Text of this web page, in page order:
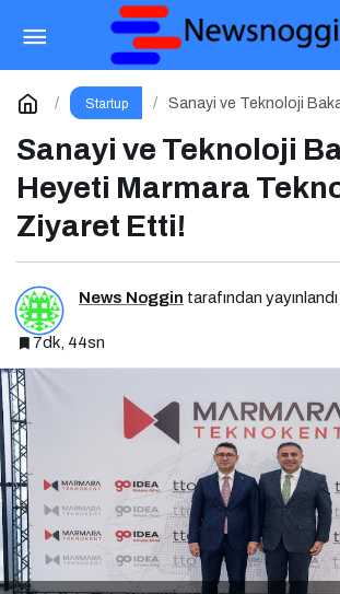
Startup
Sanayi ve Teknoloji
Sanayi ve Teknoloji
Heyeti Marmara
Ziyaret Etti!
News Noggin tarafından yayınlandı
7dk, 44sn
THK & Orion Tekmer’in
Savunma Sanayii Atılımı: AET
Yatırım
Yorum Yap